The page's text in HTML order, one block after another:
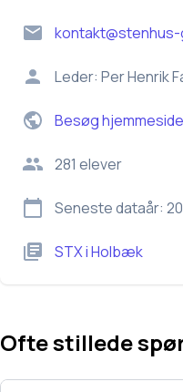
kontakt@stenhus-
Leder: Per Henrik
Besøg
281 elever
Seneste dataår:
STXiHolbæk
Ofte stillede